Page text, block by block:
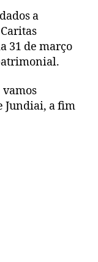
a
31 de março
Jundiai, a fim